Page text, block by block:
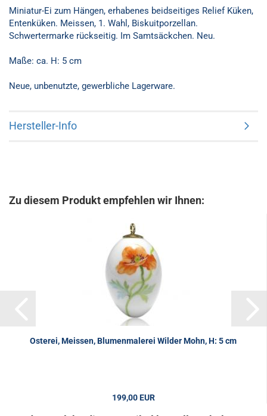
Miniatur-Ei zum Hängen, erhabenes beidseitiges Relief Küken,
Entenküken. Meissen, 1. Wahl, Biskuitporzellan.
Schwertermarke rückseitig. Im Samtsäckchen. Neu.
Maße: ca. H: 5 cm
Neue, unbenutzte, gewerbliche Lagerware.
Hersteller-Info
Zu diesem Produkt empfehlen wir Ihnen:
Osterei, Meissen, Blumenmalerei Wilder Mohn, H: 5 cm
199,00 EUR